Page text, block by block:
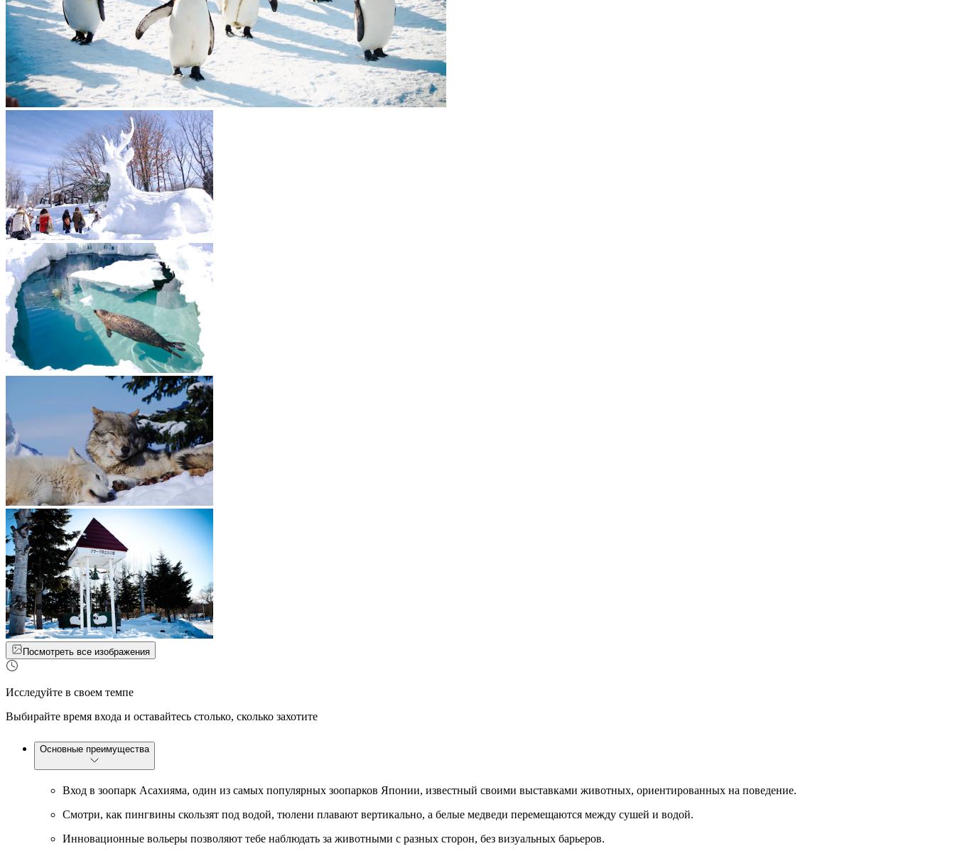
Посмотреть все изображения
Исследуйте в своем темпе
Выбирайте время входа и оставайтесь столько, сколько захотите
Основные преимущества
Вход в зоопарк Асахияма, один из самых популярных зоопарков Японии, известный своими выставками животных, ориентированных на поведение.
Смотри, как пингвины скользят под водой, тюлени плавают вертикально, а белые медведи перемещаются между сушей и водой.
Инновационные вольеры позволяют тебе наблюдать за животными с разных сторон, без визуальных барьеров.